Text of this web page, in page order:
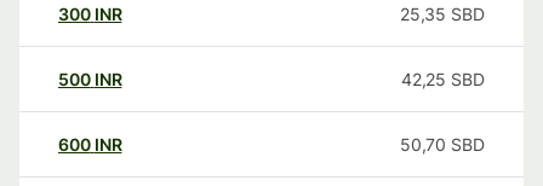
300 INR 25,35 SBD
500 INR 42,25 SBD
600 INR 50,70 SBD